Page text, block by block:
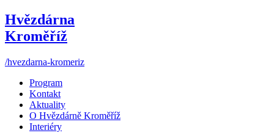
Hvězdárna
Kroměříž
/hvezdarna-kromeriz
Program
Kontakt
Aktuality
O Hvězdárně Kroměříž
Interiéry